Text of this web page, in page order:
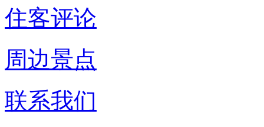
住客评论
周边景点
联系我们